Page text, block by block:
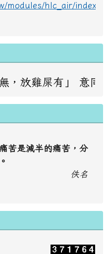
modules/hlc_air/
，放雞屎有」 意
苦是減半的痛苦，分
佚名